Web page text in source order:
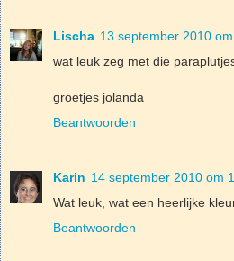
Lischa 13 september 2010
wat leuk zeg met die
groetjes jolanda
Beantwoorden
Karin 14 september 2010 om
Wat leuk, wat een heerlijke
Beantwoorden